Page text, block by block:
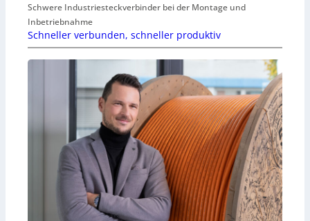
Schwere Industriesteckverbinder bei der Montage und
Inbetriebnahme
Schneller verbunden, schneller produktiv